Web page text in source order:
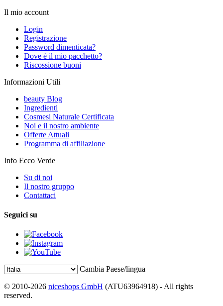
Il mio account
Login
Registrazione
Password dimenticata?
Dove è il mio pacchetto?
Riscossione buoni
Informazioni Utili
beauty Blog
Ingredienti
Cosmesi Naturale Certificata
Noi e il nostro ambiente
Offerte Attuali
Programma di affiliazione
Info Ecco Verde
Su di noi
Il nostro gruppo
Contattaci
Seguici su
Cambia Paese/lingua
© 2010-2026 niceshops GmbH (ATU63964918) - All rights
reserved.